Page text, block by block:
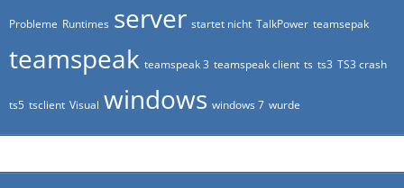
Probleme Runtimes server startet nicht TalkPower teamsepak
teamspeak teamspeak 3 teamspeak client ts ts3 TS3 crash
ts5 tsclient Visual windows windows 7 wurde